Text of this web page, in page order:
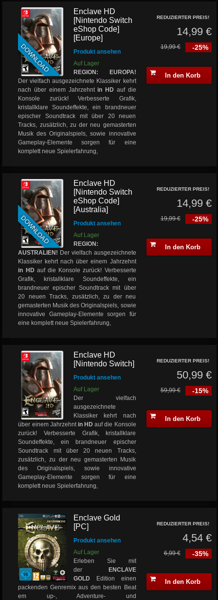
DOWNLOAD
Enclave HD
[Nintendo Switch
eShop Code]
[Europe]
Produkt ansehen
Auf Lager
REGION: EUROPA!
Der vielfach ausgezeichnete Klassiker kehrt
nach über einem Jahrzehnt in HD auf die
Konsole zurück! Verbesserte Grafik,
kristallklare Soundeffekte, ein brandneuer
epischer Soundtrack mit über 20 neuen
Tracks, zusätzlich, zu der neu gemasterten
Musik des Originalspiels, sowie innovative
Gameplay-Elemente sorgen für eine
komplett neue Spielerfahrung,
REDUZIERTER PREIS!
14,99 €
-25%
19,99 €
In den Korb
DOWNLOAD
Enclave HD
[Nintendo Switch
eShop Code]
[Australia]
Produkt ansehen
Auf Lager
REGION:
AUSTRALIEN! Der vielfach ausgezeichnete
Klassiker kehrt nach über einem Jahrzehnt
in HD auf die Konsole zurück! Verbesserte
Grafik, kristallklare Soundeffekte, ein
brandneuer epischer Soundtrack mit über
20 neuen Tracks, zusätzlich, zu der neu
gemasterten Musik des Originalspiels, sowie
innovative Gameplay-Elemente sorgen für
eine komplett neue Spielerfahrung,
REDUZIERTER PREIS!
14,99 €
-25%
19,99 €
In den Korb
Enclave HD
[Nintendo Switch]
Produkt ansehen
Auf Lager
Der vielfach
ausgezeichnete
Klassiker kehrt nach
über einem Jahrzehnt in HD auf die Konsole
zurück! Verbesserte Grafik, kristallklare
Soundeffekte, ein brandneuer epischer
Soundtrack mit über 20 neuen Tracks,
zusätzlich, zu der neu gemasterten Musik
des Originalspiels, sowie innovative
Gameplay-Elemente sorgen für eine
komplett neue Spielerfahrung,
REDUZIERTER PREIS!
50,99 €
-15%
59,99 €
In den Korb
Enclave Gold
[PC]
Produkt ansehen
Auf Lager
Erleben Sie mit
der
ENCLAVE
GOLD
Edition einen
packenden Genremix aus den besten Beat
em up-, Adventure- und
REDUZIERTER PREIS!
4,54 €
-35%
6,99 €
In den Korb